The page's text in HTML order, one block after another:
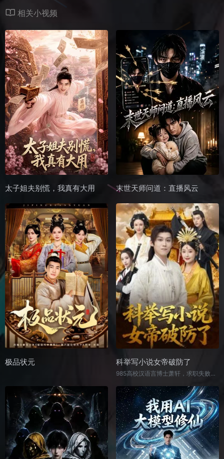
相关小视频
太子姐夫别慌，我真有大用 末世天师问道：直播风云
极品状元 科举写小说女帝破防了
985高校汉语言博士萧轩，求职失败后意外穿越到大梁王朝，附身于同名同姓的十八岁少年身上。凭借现代知识，他迅速成为当地神童，并阴差阳错成为白家少爷白澜的陪读。然而，这位少爷实则女扮男装，不爱读书却对萧轩写的小说痴迷成瘾！科举前夕，白澜熬夜追更小说，考试时竟将小说内容写进试卷，导致白家被朝廷秘卫明镜司盯上，更离谱的是，女帝看完试卷，竟连夜召见询问下卷！